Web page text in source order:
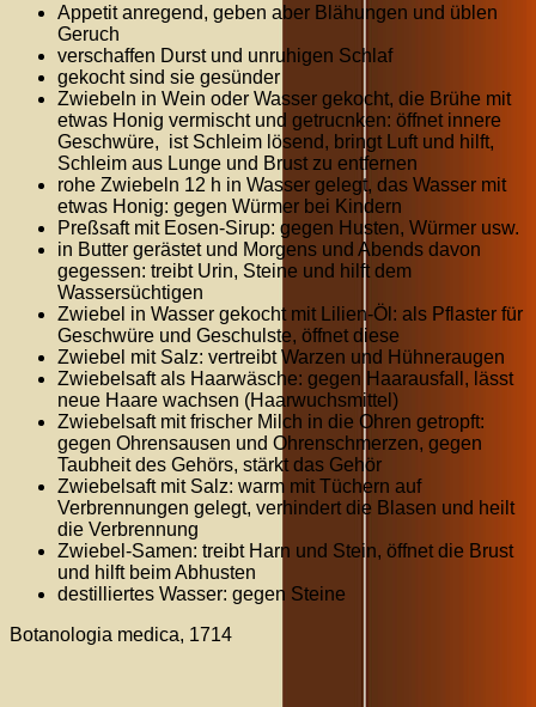
Appetit anregend, geben aber Blähungen und üblen
Geruch
verschaffen Durst und unruhigen Schlaf
gekocht sind sie gesünder
Zwiebeln in Wein oder Wasser gekocht, die Brühe mit
etwas Honig vermischt und getrucnken: öffnet innere
Geschwüre, ist Schleim lösend, bringt Luft und hilft,
Schleim aus Lunge und Brust zu entfernen
rohe Zwiebeln 12 h in Wasser gelegt, das Wasser mit
etwas Honig: gegen Würmer bei Kindern
Preßsaft mit Eosen-Sirup: gegen Husten, Würmer usw.
in Butter gerästet und Morgens und Abends davon
gegessen: treibt Urin, Steine und hilft dem
Wassersüchtigen
Zwiebel in Wasser gekocht mit Lilien-Öl: als Pflaster für
Geschwüre und Geschulste, öffnet diese
Zwiebel mit Salz: vertreibt Warzen und Hühneraugen
Zwiebelsaft als Haarwäsche: gegen Haarausfall, lässt
neue Haare wachsen (Haarwuchsmittel)
Zwiebelsaft mit frischer Milch in die Ohren getropft:
gegen Ohrensausen und Ohrenschmerzen, gegen
Taubheit des Gehörs, stärkt das Gehör
Zwiebelsaft mit Salz: warm mit Tüchern auf
Verbrennungen gelegt, verhindert die Blasen und heilt
die Verbrennung
Zwiebel-Samen: treibt Harn und Stein, öffnet die Brust
und hilft beim Abhusten
destilliertes Wasser: gegen Steine
Botanologia medica, 1714